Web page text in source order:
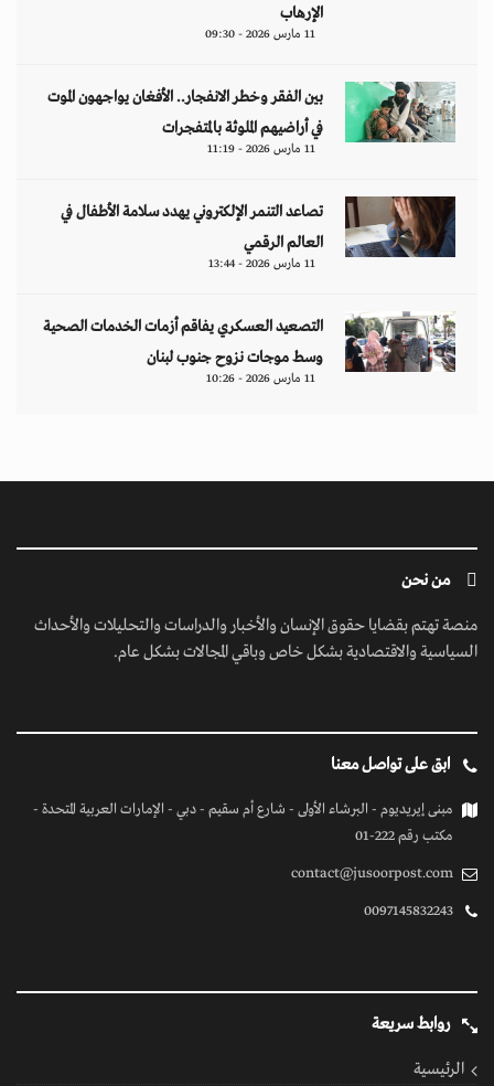
الإرهاب
11 مارس 2026 - 09:30
بين الفقر وخطر الانفجار.. الأفغان يواجهون الموت
في أراضيهم الملوثة بالمتفجرات
11 مارس 2026 - 11:19
تصاعد التنمر الإلكتروني يهدد سلامة الأطفال في
العالم الرقمي
11 مارس 2026 - 13:44
التصعيد العسكري يفاقم أزمات الخدمات الصحية
وسط موجات نزوح جنوب لبنان
11 مارس 2026 - 10:26
من نحن
منصة تهتم بقضايا حقوق الإنسان والأخبار والدراسات والتحليلات والأحداث
السياسية والاقتصادية بشكل خاص وباقي المجالات بشكل عام.
ابق على تواصل معنا
مبنى إيريديوم - البرشاء الأولى - شارع أم سقيم - دبي - الإمارات العربية المتحدة -
مكتب رقم 222-01
contact@jusoorpost.com
0097145832243
روابط سريعة
الرئيسية